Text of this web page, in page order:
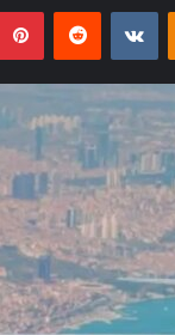
PinterestReddit